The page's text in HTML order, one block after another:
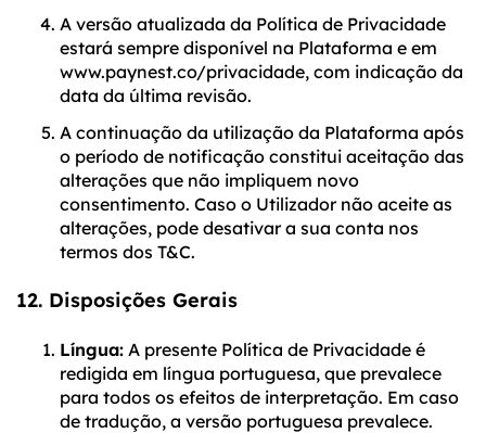
A versão atualizada da Política de Privacidade
estará sempre disponível na Plataforma e em
www.paynest.co/privacidade, com indicação da
data da última revisão.
A continuação da utilização da Plataforma após
o período de notificação constitui aceitação das
alterações que não impliquem novo
consentimento. Caso o Utilizador não aceite as
alterações, pode desativar a sua conta nos
termos dos T&C.
12. Disposições Gerais
Língua: A presente Política de Privacidade é
redigida em língua portuguesa, que prevalece
para todos os efeitos de interpretação. Em caso
de tradução, a versão portuguesa prevalece.